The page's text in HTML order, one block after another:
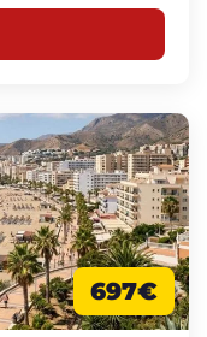
697€